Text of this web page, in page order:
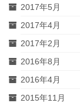
2017年5月
2017年4月
2017年2月
2016年8月
2016年4月
2015年11月